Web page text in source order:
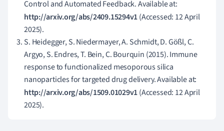
Control and Automated Feedback. Available at:
http://arxiv.org/abs/2409.15294v1(Accessed: 12 April
2025).
S. Heidegger, S. Niedermayer, A. Schmidt, D. Gößl, C.
Argyo, S. Endres, T. Bein, C. Bourquin (2015). Immune
response to functionalized mesoporous silica
nanoparticles for targeted drug delivery. Available at:
http://arxiv.org/abs/1509.01029v1(Accessed: 12 April
2025).